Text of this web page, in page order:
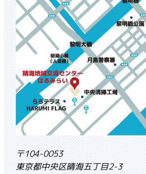
〒104-0053
東京都中央区晴海五丁目2-3